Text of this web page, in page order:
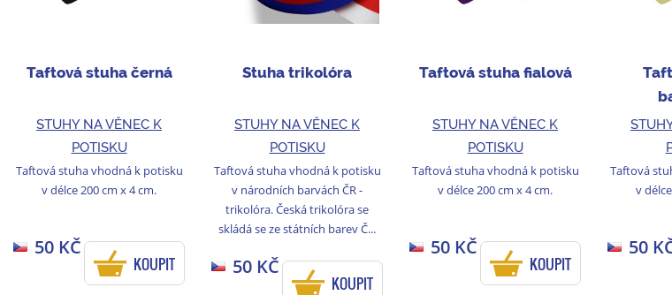
Taftová stuha černá
STUHY NA VĚNEC K
POTISKU
Taftová stuha vhodná k potisku
v délce 200 cm x 4 cm.
50 KČ
KOUPIT
Stuha trikolóra
STUHY NA VĚNEC K
POTISKU
Taftová stuha vhodná k potisku
v národních barvách ČR -
trikolóra. Česká trikolóra se
skládá se ze státních barev Č...
50 KČ
KOUPIT
Taftová stuha fialová
STUHY NA VĚNEC K
POTISKU
Taftová stuha vhodná k potisku
v délce 200 cm x 4 cm.
50 KČ
KOUPIT
Taftová
v
50